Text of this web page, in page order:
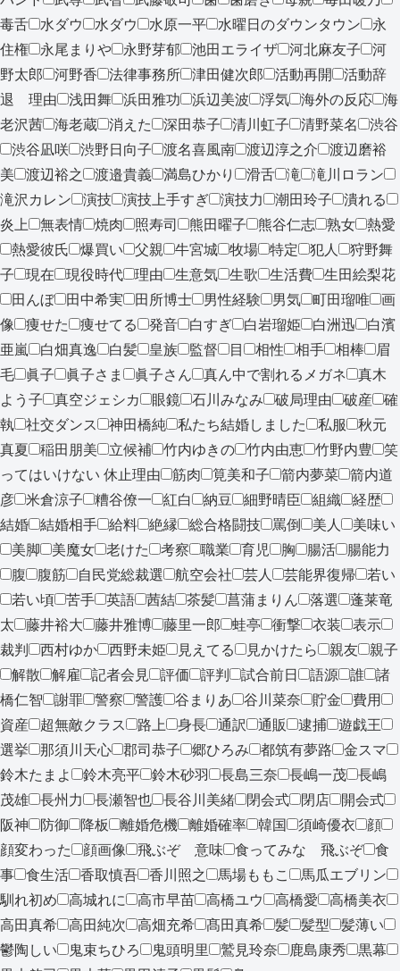
毒舌
水ダウ 水ダウ 水原一平 水曜日のダウンタウン
永
住権
永尾まりや 永野芽郁 池田エライザ 河北麻友子
河
野太郎
河野香 法律事務所 津田健次郎 活動再開
活動辞
退 理由
浅田舞 浜田雅功 浜辺美波 浮気 海外の反応
海
老沢茜
海老蔵 消えた 深田恭子 清川虹子 清野菜名
渋谷
渋谷凪咲
渋野日向子 渡名喜風南 渡辺淳之介
渡辺磨裕
美
渡辺裕之 渡邉貴義 満島ひかり 滑舌 滝
滝川ロラン
滝沢カレン
演技 演技上手すぎ 演技力 潮田玲子
潰れる
炎上
無表情 焼肉 照寿司 熊田曜子 熊谷仁志 熟女
熱愛
熱愛彼氏
爆買い 父親 牛宮城 牧場 特定 犯人
狩野舞
子
現在 現役時代 理由 生意気 生歌 生活費
生田絵梨花
田んぼ
田中希実 田所博士 男性経験 男気 町田瑠唯
画
像
痩せた 痩せてる 発音 白すぎ 白岩瑠姫 白洲迅
白濱
亜嵐
白畑真逸 白髪 皇族 監督 目 相性 相手 相棒
眉
毛
眞子 眞子さま 眞子さん 真ん中で割れるメガネ
真木
よう子
真空ジェシカ 眼鏡 石川みなみ 破局理由 破産
確
執
社交ダンス 神田橋純 私たち結婚しました 私服
秋元
真夏
稲田朋美 立候補 竹内ゆきの 竹内由恵 竹野内豊
笑
ってはいけない 休止理由
筋肉 筧美和子 箭内夢菜
箭内道
彦
米倉涼子 糟谷僚一 紅白 納豆 細野晴臣 組織
経歴
結婚
結婚相手 給料 絶縁 総合格闘技 罵倒 美人
美味い
美脚
美魔女 老けた 考察 職業 育児 胸 腸活
腸能力
腹
腹筋 自民党総裁選 航空会社 芸人 芸能界復帰
若い
若い頃
苦手 英語 茜結 茶髪 菖蒲まりん 落選
蓬莱竜
太
藤井裕大 藤井雅博 藤里一郎 蛙亭 衝撃 衣装
表示
裁判
西村ゆか 西野未姫 見えてる 見かけたら 親友
親子
解散
解雇 記者会見 評価 評判 試合前日 語源 誰
諸
橋仁智
謝罪 警察 警護 谷まりあ 谷川菜奈 貯金
費用
資産
超無敵クラス 路上 身長 通訳 通販 逮捕
遊戯王
選挙
那須川天心 郡司恭子 郷ひろみ 都筑有夢路
金スマ
鈴木たまよ
鈴木亮平 鈴木砂羽 長島三奈 長嶋一茂
長嶋
茂雄
長州力 長瀬智也 長谷川美緒 閉会式 閉店
開会式
阪神
防御 降板 離婚危機 離婚確率 韓国 須崎優衣
顔
顔変わった
顔画像 飛ぶぞ 意味 食ってみな 飛ぶぞ
食
事
食生活 香取慎吾 香川照之 馬場ももこ
馬瓜エブリン
馴れ初め
高城れに 高市早苗 高橋ユウ 高橋愛
高橋美衣
高田真希
高田純次 高畑充希 髙田真希 髪 髪型
髪薄い
鬱陶しい
鬼束ちひろ 鬼頭明里 鷲見玲奈 鹿島康秀
黒幕